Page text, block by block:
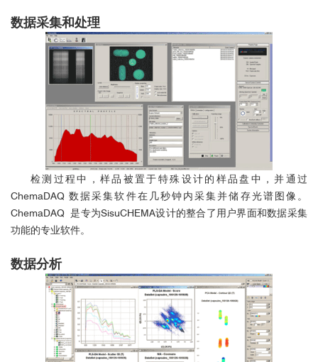
数据采集和处理
检测过程中，样品被置于特殊设计的样品盘中，并通过
ChemaDAQ 数据采集软件在几秒钟内采集并储存光谱图像。
ChemaDAQ 是专为SisuCHEMA设计的整合了用户界面和数据采集
功能的专业软件。
数据分析